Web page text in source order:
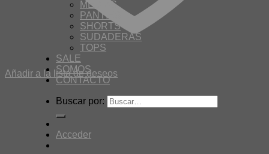
MEDIAS
PANTIES
SHORTS
SUDADERAS
TOPS
SALE
SOMOS
CONTACTO
Buscar por:
Acceder
Añadir a la lista de deseos